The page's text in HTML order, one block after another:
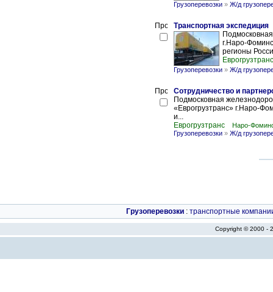
Грузоперевозки » Ж/д
Транспортная экспедиция
г.Наро-
регионы
Еврогрузтранс
Грузоперевозки » Ж/д
Сотрудничество и
Подмосковная
«Еврогрузтранс» г.Наро-
и...
Еврогрузтранс
Наро-
Грузоперевозки » Ж/д
Грузоперевозки : транспортные
Copyright © 2000 -